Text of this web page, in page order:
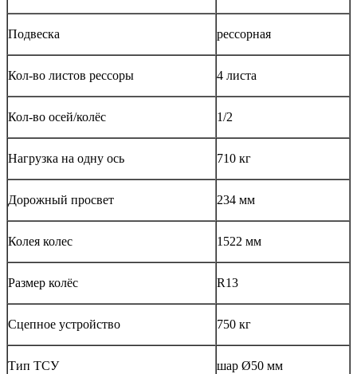
Подвеска рессорная
Кол-во листов рессоры 4 листа
Кол-во осей/колёс 1/2
Нагрузка на одну ось 710 кг
Дорожный просвет 234 мм
Колея колес 1522 мм
Размер колёс R13
Сцепное устройство 750 кг
Тип ТСУ шар Ø50 мм